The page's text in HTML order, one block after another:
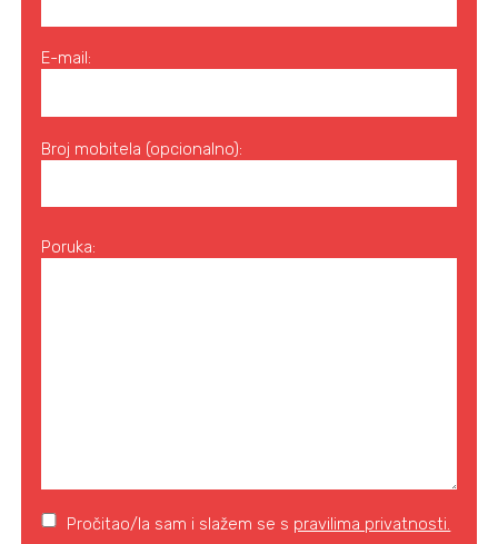
E-mail:
Broj mobitela (opcionalno):
Poruka:
Pročitao/la sam i slažem se s pravilima privatnosti.